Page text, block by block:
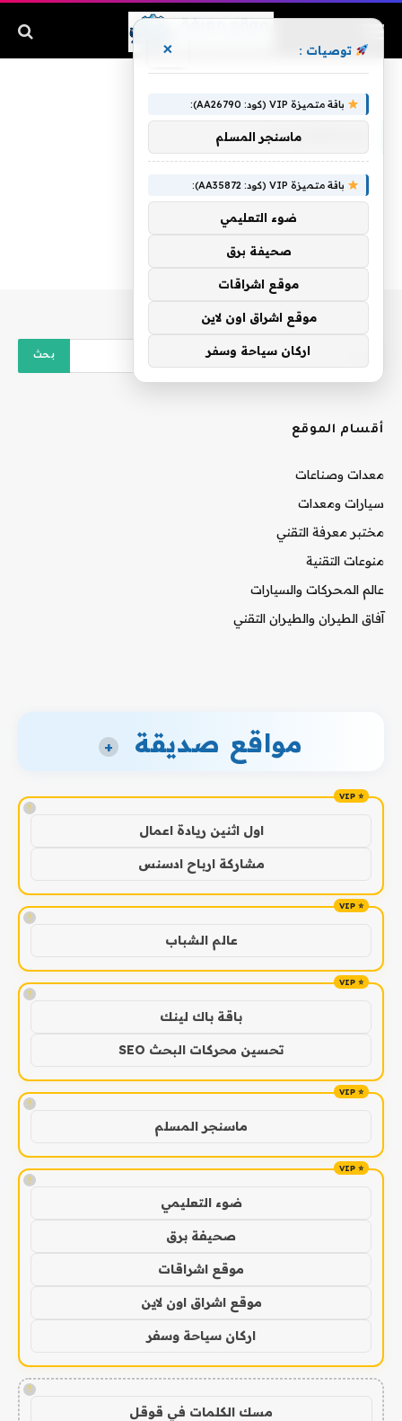
عبدالفتاح آدم
أقسام الموقع
معدات وصناعات
سيارات ومعدات
مختبر معرفة التقني
منوعات التقنية
عالم المحركات والسيارات
آفاق الطيران والطيران التقني
مواقع صديقة +
!
اول اثنين ريادة اعمال
مشاركة ارباح ادسنس
!
عالم الشباب
!
باقة باك لينك
تحسين محركات البحث SEO
!
ماسنجر المسلم
!
ضوء التعليمي
صحيفة برق
موقع اشراقات
موقع اشراق اون لاين
اركان سياحة وسفر
!
مسك الكلمات في قوقل
توصيات : ×
باقة متميزة VIP (كود: AA26790):
ماسنجر المسلم
باقة متميزة VIP (كود: AA35872):
ضوء التعليمي
صحيفة برق
موقع اشراقات
موقع اشراق اون لاين
اركان سياحة وسفر